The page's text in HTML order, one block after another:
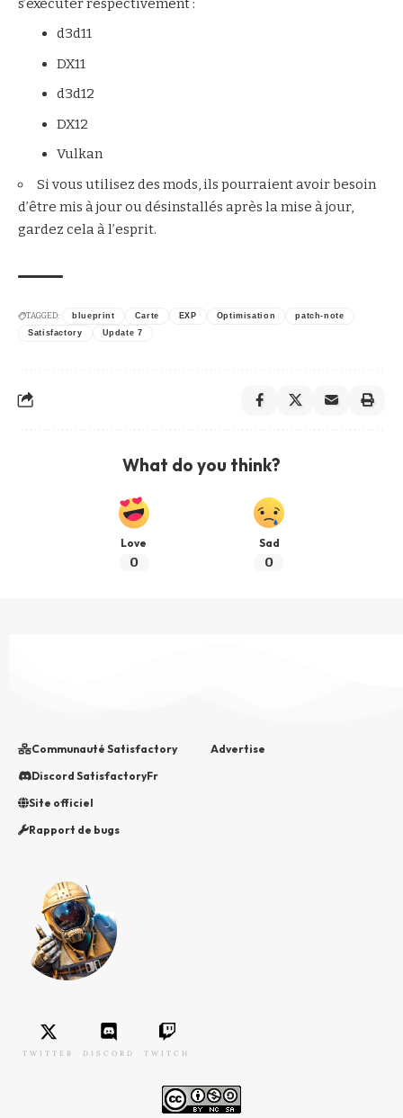
s’exécuter respectivement :
d3d11
DX11
d3d12
DX12
Vulkan
Si vous utilisez des mods, ils pourraient avoir besoin
d’être mis à jour ou désinstallés après la mise à jour,
gardez cela à l’esprit.
TAGGED: blueprint Carte EXP Optimisation
patch-note
Satisfactory
Update 7
What do you think?
Love
0
Sad
0
Communauté Satisfactory
Discord SatisfactoryFr
Site officiel
Rapport de bugs
Advertise
TWITTER DISCORD TWITCH